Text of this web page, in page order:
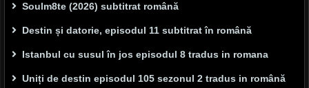
Soulm8te (2026) subtitrat română
Destin și datorie, episodul 11 subtitrat în română
Istanbul cu susul în jos episodul 8 tradus in romana
Uniți de destin episodul 105 sezonul 2 tradus in română